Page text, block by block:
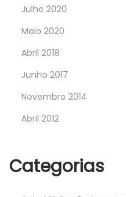
Julho 2020
Maio 2020
Abril 2018
Junho 2017
Novembro 2014
Abril 2012
Categorias